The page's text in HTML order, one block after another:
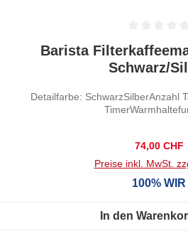
Durchschnittliche Bewertung von
Barista
Schwarz/
Detailfarbe: SchwarzSilberAnzahl
74,00 CHF
Preise inkl. MwSt.
100% WIR
In den